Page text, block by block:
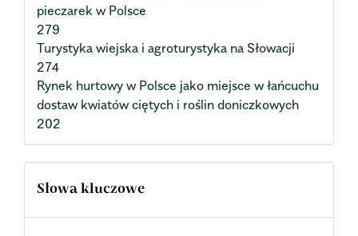
pieczarek w Polsce
279
Turystyka wiejska i agroturystyka na Słowacji
274
Rynek hurtowy w Polsce jako miejsce w łańcuchu
dostaw kwiatów ciętych i roślin doniczkowych
202
Słowa kluczowe